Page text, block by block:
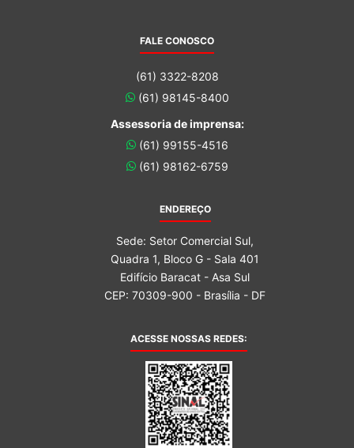
FALE CONOSCO
(61) 3322-8208
(61) 98145-8400
Assessoria de imprensa:
(61) 99155-4516
(61) 98162-6759
ENDEREÇO
Sede: Setor Comercial Sul,
Quadra 1, Bloco G - Sala 401
Edifício Baracat - Asa Sul
CEP: 70309-900 - Brasília - DF
ACESSE NOSSAS REDES: